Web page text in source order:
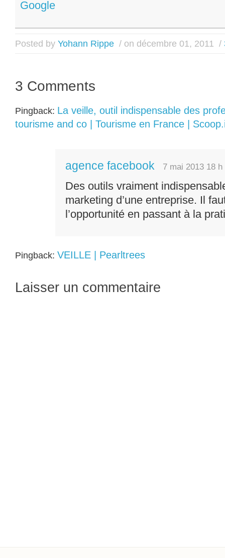
Google
Posted by Yohann Rippe / on décembre 01, 2011 /
3 Comments
Pingback: La veille, outil indispensable des
tourisme and co | Tourisme en France |
agence facebook 7 mai 2013 18 h
Des outils vraiment
marketing d’une entreprise. Il
l’opportunité en passant à la
Pingback: VEILLE | Pearltrees
Laisser un commentaire